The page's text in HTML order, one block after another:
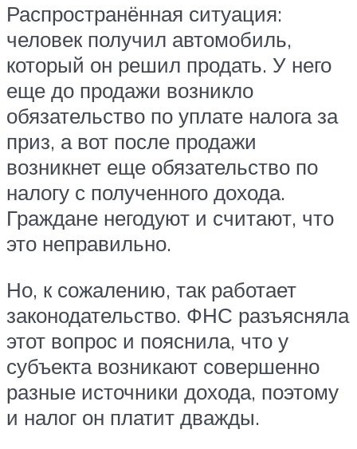
Распространённая ситуация:
человек получил автомобиль,
который он решил продать. У него
еще до продажи возникло
обязательство по уплате налога за
приз, а вот после продажи
возникнет еще обязательство по
налогу с полученного дохода.
Граждане негодуют и считают, что
это неправильно.
Но, к сожалению, так работает
законодательство. ФНС разъясняла
этот вопрос и пояснила, что у
субъекта возникают совершенно
разные источники дохода, поэтому
и налог он платит дважды.